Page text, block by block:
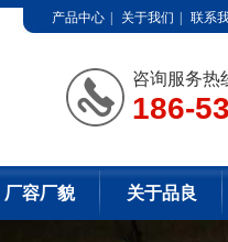
产品中心 关于我们 联系
咨询服务热
186-
厂容厂貌 关于品良